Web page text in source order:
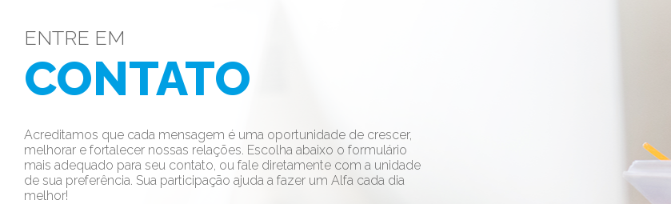
ENTRE EM
CONTATO
Acreditamos que cada mensagem é uma oportunidade de crescer,
melhorar e fortalecer nossas relações. Escolha abaixo o formulário
mais adequado para seu contato, ou fale diretamente com a unidade
de sua preferência. Sua participação ajuda a fazer um Alfa cada dia
melhor!